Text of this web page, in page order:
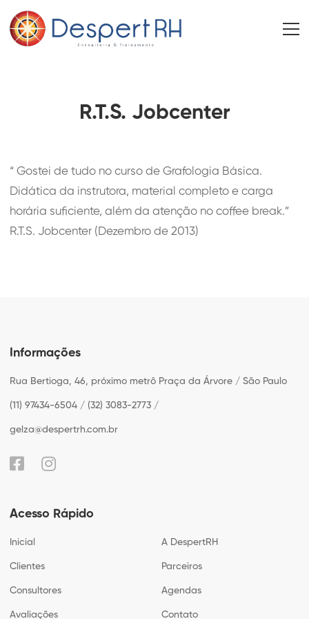
R.T.S. Jobcenter
“ Gostei de tudo no curso de Grafologia Básica.
Didática da instrutora, material completo e carga
horária suficiente, além da atenção no coffee break.”
R.T.S. Jobcenter (Dezembro de 2013)
Informações
Rua Bertioga, 46, próximo metrô Praça da Árvore / São Paulo
(11) 97434-6504 / (32) 3083-2773 /
gelza@despertrh.com.br
Acesso Rápido
Inicial A DespertRH
Clientes Parceiros
Consultores Agendas
Avaliações Contato